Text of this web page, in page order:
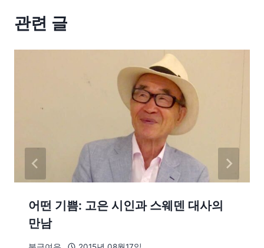
관련 글
어떤 기쁨: 고은 시인과 스웨덴 대사의
만남